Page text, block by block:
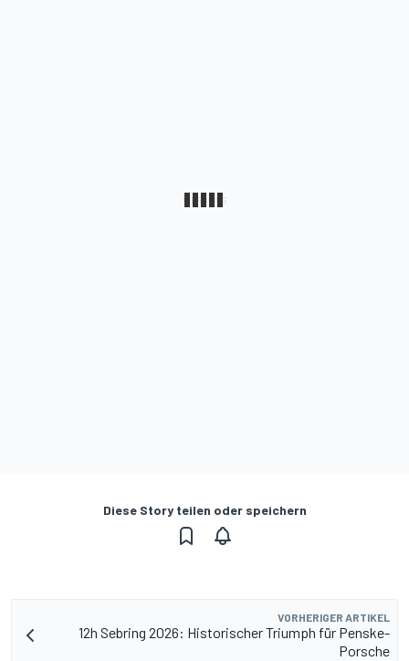
Diese Story teilen oder speichern
VORHERIGER ARTIKEL
12h Sebring 2026: Historischer Triumph für Penske-
Porsche